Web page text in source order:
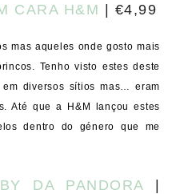
CARA H&M | €4,99
mas aqueles onde gosto mais
Tenho visto estes deste
diversos sítios mas… eram
Até que a H&M lançou estes
dentro do género que me
DA PANDORA |